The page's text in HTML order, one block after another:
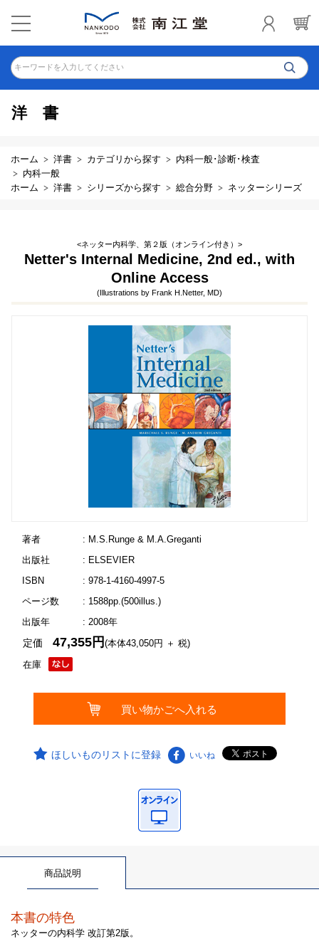
キーワードを入力してください
洋書
ホーム 洋書 カテゴリから探す
内科一般･診断･検査
内科一般
ホーム
洋書 シリーズから探す 総合分野 ネッターシリーズ
<ネッター内科学、第２版（オンライン付き）>
Netter's Internal Medicine, 2nd ed., with
Online Access
(Illustrations by Frank H.Netter, MD)
著者
: M.S.Runge & M.A.Greganti
出版社
: ELSEVIER
ISBN
: 978-1-4160-4997-5
ページ数
: 1588pp.(500illus.)
出版年
: 2008年
在庫
定価47,355円(本体43,050円 ＋ 税)
ほしいものリストに登録 いいね
商品説明
本書の特色
ネッターの内科学 改訂第2版。